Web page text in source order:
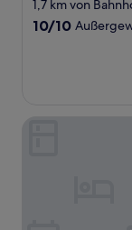
1,7 km von
10.0
10/10